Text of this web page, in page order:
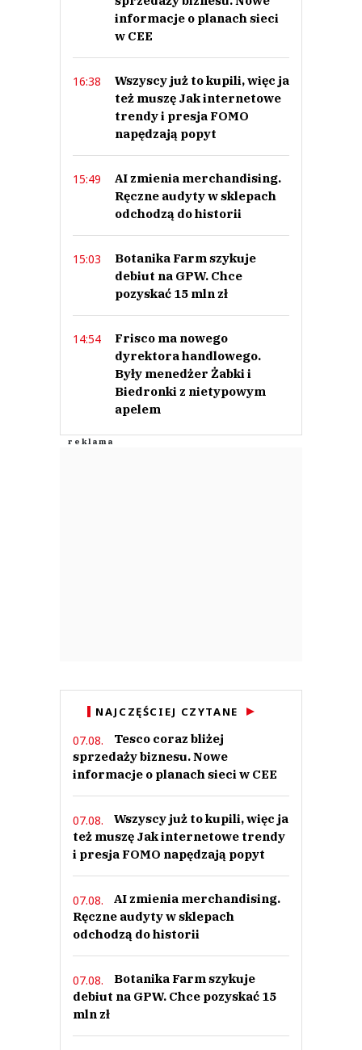
informacje o planach sieci
w CEE
16:38
Wszyscy już to kupili, więc ja
też muszę Jak internetowe
trendy i presja FOMO
napędzają popyt
15:49
AI zmienia merchandising.
Ręczne audyty w sklepach
odchodzą do historii
15:03
Botanika Farm szykuje
debiut na GPW. Chce
pozyskać 15 mln zł
14:54
Frisco ma nowego
dyrektora handlowego.
Były menedżer Żabki i
Biedronki z nietypowym
apelem
NAJCZĘŚCIEJ CZYTANE
07.08.
Tesco coraz bliżej
sprzedaży biznesu. Nowe
informacje o planach sieci w CEE
07.08.
Wszyscy już to kupili, więc ja
też muszę Jak internetowe trendy
i presja FOMO napędzają popyt
07.08.
AI zmienia merchandising.
Ręczne audyty w sklepach
odchodzą do historii
07.08.
Botanika Farm szykuje
debiut na GPW. Chce pozyskać 15
mln zł